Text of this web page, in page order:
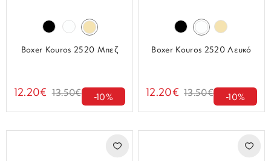
Boxer Kouros 2520 Μπεζ
12.20€ 13.50€ -10%
Boxer Kouros 2520 Λευκό
12.20€ 13.50€ -10%